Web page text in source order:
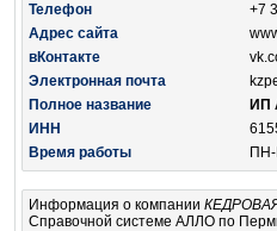
Телефон
+7
Адрес сайта
вКонтакте
Электронная почта
Полное название
ИП
ИНН
Время работы
ПН-
Информация о компании
Справочной системе АЛЛО по